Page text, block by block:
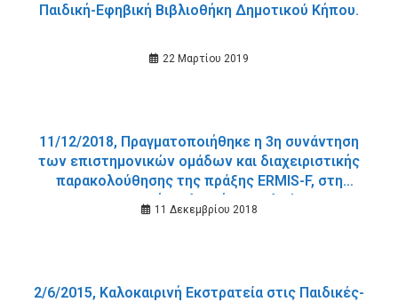
Παιδική-Εφηβική Βιβλιοθήκη Δημοτικού Κήπου.
22 Μαρτίου 2019
11/12/2018, Πραγματοποιήθηκε η 3η συνάντηση
των επιστημονικών ομάδων και διαχειριστικής
παρακολούθησης της πράξης ERMIS-F, στη
Δημοτική Βιβλιοθήκη Σταλού.
11 Δεκεμβρίου 2018
2/6/2015, Καλοκαιρινή Εκστρατεία στις Παιδικές-